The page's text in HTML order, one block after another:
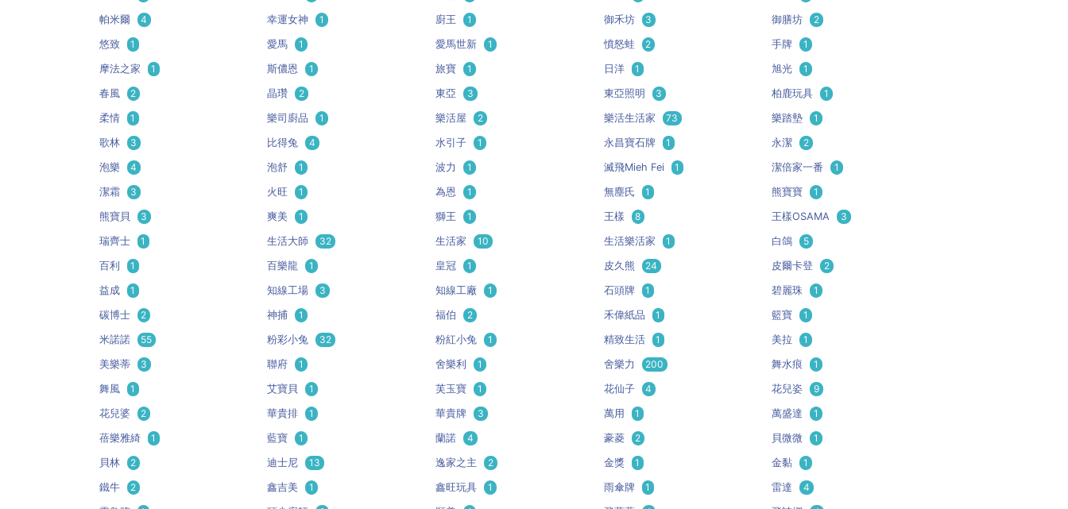
帕米爾 4 幸運女神 1 廚王 1 御禾坊 3 御膳坊 2
悠致 1 愛馬 1 愛馬世新 1 憤怒蛙 2 手牌 1
摩法之家 1 斯儂恩 1 旅寶 1 日洋 1 旭光 1
春風 2 晶瓚 2 東亞 3 東亞照明 3 柏鹿玩具 1
柔情 1 樂司廚品 1 樂活屋 2 樂活生活家 73 樂踏墊 1
歌林 3 比得兔 4 水引子 1 永昌寶石牌 1 永潔 2
泡樂 4 泡舒 1 波力 1 滅飛Mieh Fei 1 潔倍家一番 1
潔霜 3 火旺 1 為恩 1 無塵氏 1 熊寶寶 1
熊寶貝 3 爽美 1 獅王 1 王樣 8 王樣OSAMA 3
瑞齊士 1 生活大師 32 生活家 10 生活樂活家 1 白鴿 5
百利 1 百樂龍 1 皇冠 1 皮久熊 24 皮爾卡登 2
益成 1 知線工場 3 知線工廠 1 石頭牌 1 碧麗珠 1
碳博士 2 神捕 1 福伯 2 禾偉紙品 1 籃寶 1
米諾諾 55 粉彩小兔 32 粉紅小兔 1 精致生活 1 美拉 1
美樂蒂 3 聯府 1 舍樂利 1 舍樂力 200 舞水痕 1
舞風 1 艾寶貝 1 芙玉寶 1 花仙子 4 花兒姿 9
花兒婆 2 華貴排 1 華貴牌 3 萬用 1 萬盛達 1
蓓樂雅綺 1 藍寶 1 蘭諾 4 豪菱 2 貝微微 1
貝林 2 迪士尼 13 逸家之主 2 金獎 1 金黏 1
鐵牛 2 鑫吉美 1 鑫旺玩具 1 雨傘牌 1 雷達 4